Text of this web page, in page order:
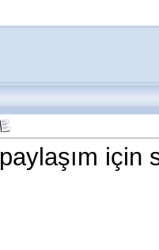
paylaşım için